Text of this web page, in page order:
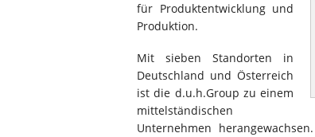
für Produktentwicklung und
Produktion.
Mit sieben Standorten in
Deutschland und Österreich
ist die d.u.h.Group zu einem
mittelständischen
Unternehmen